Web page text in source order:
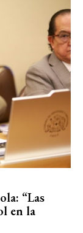
“Las
en la